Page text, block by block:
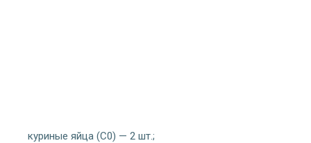
куриные яйца (С0) — 2 шт.;